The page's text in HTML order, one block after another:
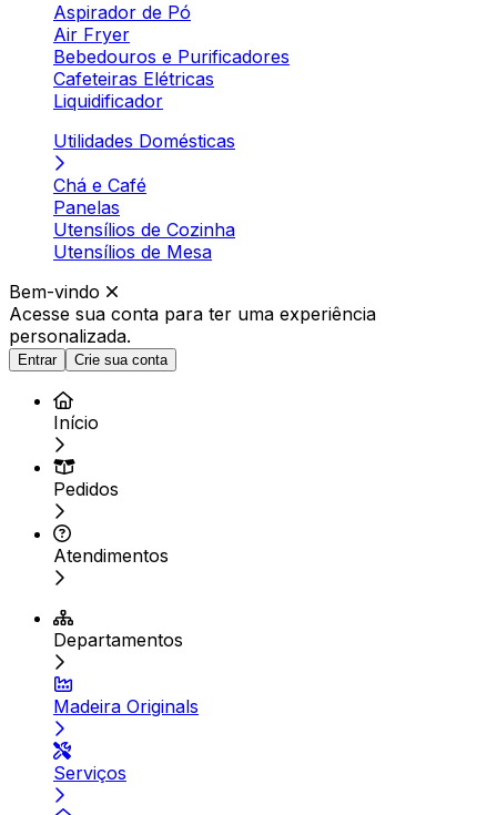
Aspirador de Pó
Air Fryer
Bebedouros e Purificadores
Cafeteiras Elétricas
Liquidificador
Utilidades Domésticas
Chá e Café
Panelas
Utensílios de Cozinha
Utensílios de Mesa
Bem-vindo
Acesse sua conta para ter uma experiência
personalizada.
Entrar Crie sua conta
Início
Pedidos
Atendimentos
Departamentos
Madeira Originals
Serviços